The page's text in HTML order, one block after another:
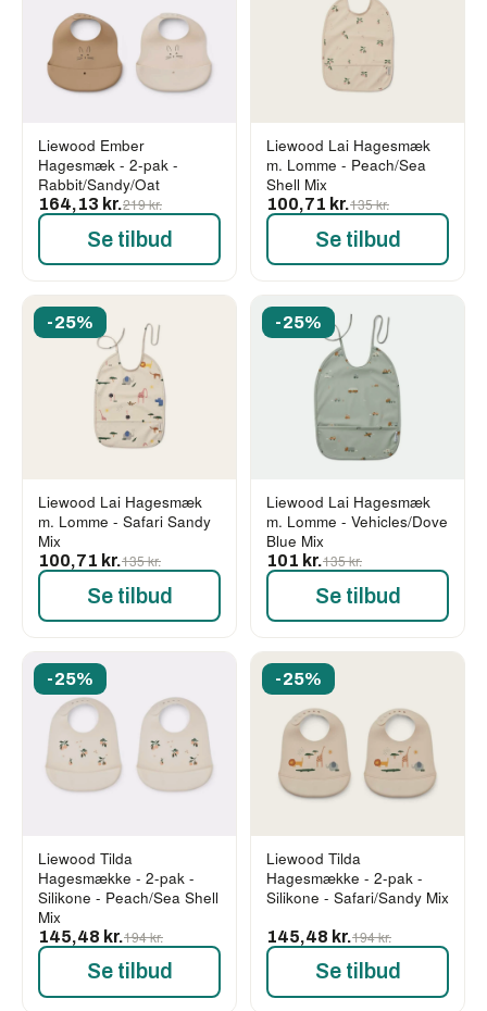
Liewood Ember
Hagesmæk - 2-pak -
Rabbit/Sandy/Oat
164,13 kr.219 kr.
Se tilbud
Liewood Lai Hagesmæk
m. Lomme - Peach/Sea
Shell Mix
100,71 kr.135 kr.
Se tilbud
-25%
Liewood Lai Hagesmæk
m. Lomme - Safari Sandy
Mix
100,71 kr.135 kr.
Se tilbud
-25%
Liewood Lai Hagesmæk
m. Lomme - Vehicles/Dove
Blue Mix
101 kr.135 kr.
Se tilbud
-25%
Liewood Tilda
Hagesmække - 2-pak -
Silikone - Peach/Sea Shell
Mix
145,48 kr.194 kr.
Se tilbud
-25%
Liewood Tilda
Hagesmække - 2-pak -
Silikone - Safari/Sandy Mix
145,48 kr.194 kr.
Se tilbud